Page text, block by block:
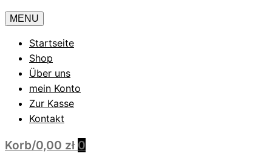
MENU
Startseite
Shop
Über uns
mein Konto
Zur Kasse
Kontakt
Korb/0,00 zł 0